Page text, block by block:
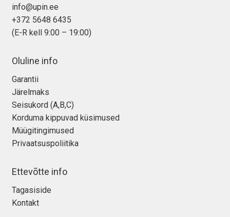
info@upin.ee
+372 5648 6435
(E-R kell 9:00 – 19:00)
Oluline info
Garantii
Järelmaks
Seisukord (A,B,C)
Korduma kippuvad küsimused
Müügitingimused
Privaatsuspoliitika
Ettevõtte info
Tagasiside
Kontakt